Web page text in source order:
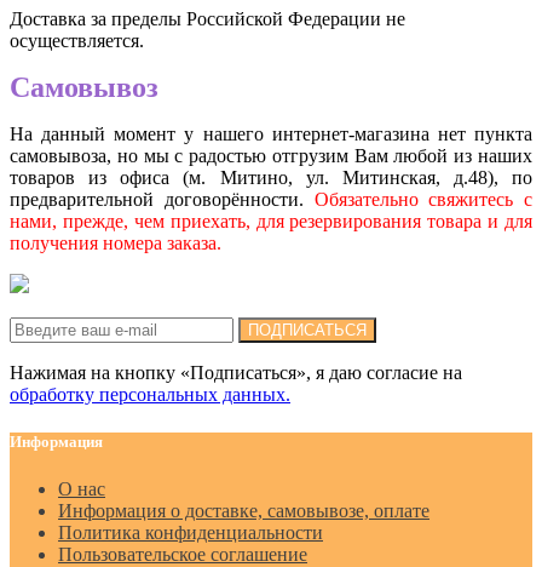
Доставка за пределы Российской Федерации не
осуществляется.
Самовывоз
На данный момент у нашего интернет-магазина нет пункта
самовывоза, но мы с радостью отгрузим Вам любой из наших
товаров из офиса (м. Митино, ул. Митинская, д.48), по
предварительной договорённости. Обязательно свяжитесь с
нами, прежде, чем приехать, для резервирования товара и для
получения номера заказа.
ПОДПИСАТЬСЯ
Нажимая на кнопку «Подписаться», я даю cогласие на
обработку персональных данных.
Информация
О нас
Информация о доставке, самовывозе, оплате
Политика конфиденциальности
Пользовательское соглашение